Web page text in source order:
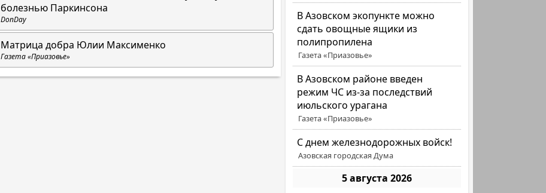
В Азовском экопункте можно
сдать овощные ящики из
полипропилена
Газета «Приазовье»
В Азовском районе введен
режим ЧС из-за последствий
июльского урагана
Газета «Приазовье»
С днем железнодорожных войск!
Азовская городская Дума
5 августа 2026
болезнью Паркинсона
DonDay
Матрица добра Юлии Максименко
Газета «Приазовье»